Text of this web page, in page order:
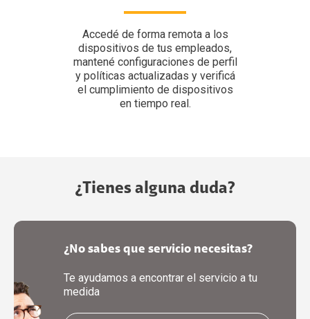
Accedé de forma remota a los
dispositivos de tus empleados,
mantené configuraciones de perfil
y políticas actualizadas y verificá
el cumplimiento de dispositivos
en tiempo real.
¿Tienes alguna duda?
¿No sabes que servicio necesitas?
Te ayudamos a encontrar el servicio a tu
medida